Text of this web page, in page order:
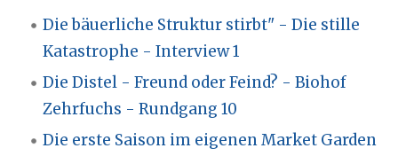
Die bäuerliche Struktur stirbt" - Die stille
Katastrophe - Interview 1
Die Distel - Freund oder Feind? - Biohof
Zehrfuchs - Rundgang 10
Die erste Saison im eigenen Market Garden